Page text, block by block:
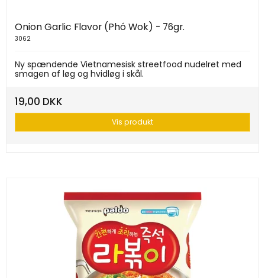
Onion Garlic Flavor (Phó Wok) - 76gr.
3062
Ny spændende Vietnamesisk streetfood nudelret med
smagen af løg og hvidløg i skål.
19,00 DKK
Vis produkt